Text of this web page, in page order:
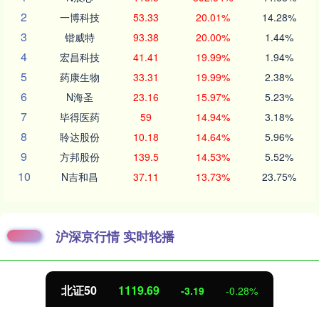
2 一博科技 53.33 20.01% 14.28%
3 锴威特 93.38 20.00% 1.44%
4 宏昌科技 41.41 19.99% 1.94%
5 药康生物 33.31 19.99% 2.38%
6 N海圣 23.16 15.97% 5.23%
7 毕得医药 59 14.94% 3.18%
8 聆达股份 10.18 14.64% 5.96%
9 方邦股份 139.5 14.53% 5.52%
10 N吉和昌 37.11 13.73% 23.75%
沪深京行情 实时轮播
北证50 1119.69 -3.19 -0.28%